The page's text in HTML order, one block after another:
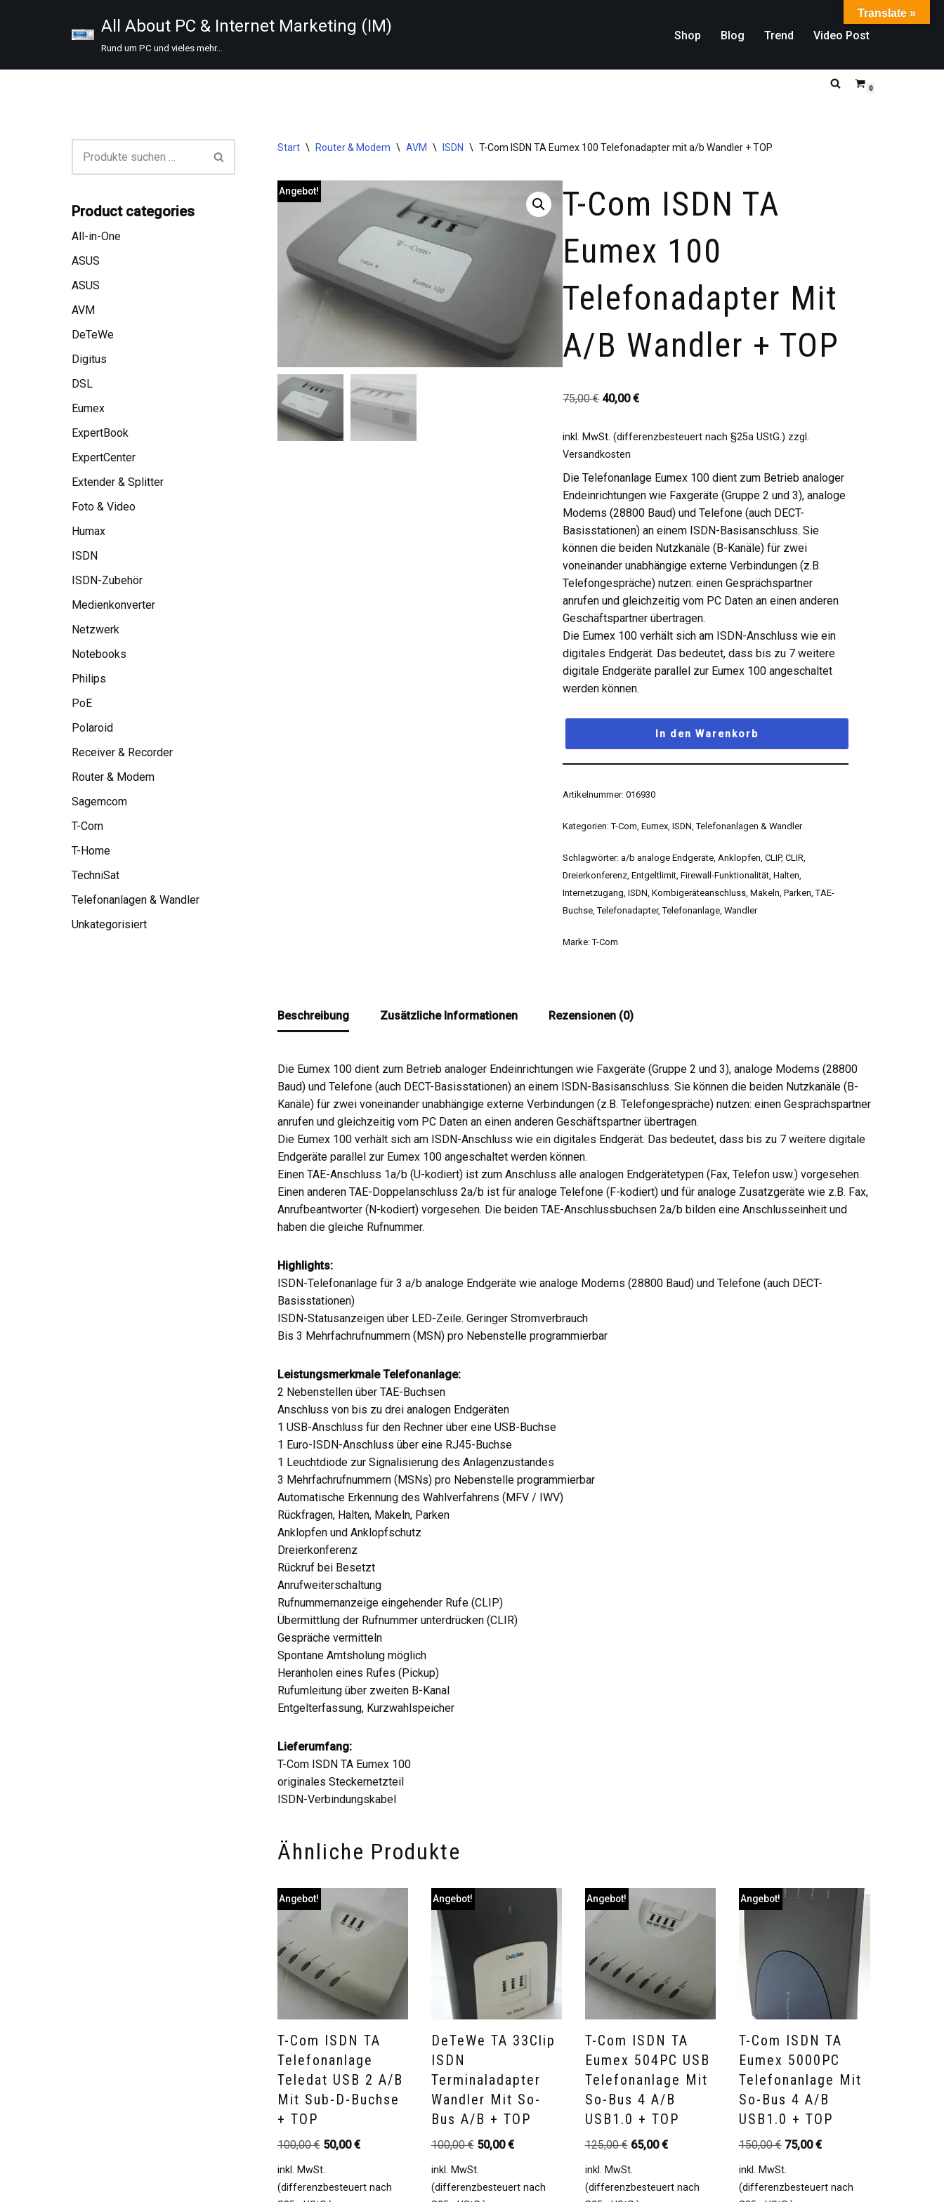
springen
All About PC & Internet Marketing (IM)
Rund um PC und vieles mehr...
Shop Blog Trend Video Post
0
Product categories
All-in-One
ASUS
ASUS
AVM
DeTeWe
Digitus
DSL
Eumex
ExpertBook
ExpertCenter
Extender & Splitter
Foto & Video
Humax
ISDN
ISDN-Zubehör
Medienkonverter
Netzwerk
Notebooks
Philips
PoE
Polaroid
Receiver & Recorder
Router & Modem
Sagemcom
T-Com
T-Home
TechniSat
Telefonanlagen & Wandler
Unkategorisiert
Start \ Router & Modem \ AVM \ ISDN \ T-Com ISDN TA Eumex 100 Telefonadapter mit a/b Wandler + TOP
Angebot!
T-Com ISDN TA
Eumex 100
Telefonadapter Mit
A/b Wandler + TOP
75,00€ 40,00€
inkl. MwSt. (differenzbesteuert nach §25a UStG.) zzgl.
Versandkosten
Die Telefonanlage Eumex 100 dient zum Betrieb analoger
Endeinrichtungen wie Faxgeräte (Gruppe 2 und 3), analoge
Modems (28800 Baud) und Telefone (auch DECT-
Basisstationen) an einem ISDN-Basisanschluss. Sie
können die beiden Nutzkanäle (B-Kanäle) für zwei
voneinander unabhängige externe Verbindungen (z.B.
Telefongespräche) nutzen: einen Gesprächspartner
anrufen und gleichzeitig vom PC Daten an einen anderen
Geschäftspartner übertragen.
Die Eumex 100 verhält sich am ISDN-Anschluss wie ein
digitales Endgerät. Das bedeutet, dass bis zu 7 weitere
digitale Endgeräte parallel zur Eumex 100 angeschaltet
werden können.
In den Warenkorb
Artikelnummer:016930
Kategorien:T-Com,Eumex,ISDN,Telefonanlagen & Wandler
Schlagwörter:a/b analoge Endgeräte,Anklopfen,CLIP,CLIR,
Dreierkonferenz,Entgeltlimit,Firewall-Funktionalität,Halten,
Internetzugang,ISDN,Kombigeräteanschluss,Makeln,Parken,TAE-
Buchse,Telefonadapter,Telefonanlage,Wandler
Marke:T-Com
Beschreibung Zusätzliche Informationen Rezensionen (0)
Die Eumex 100 dient zum Betrieb analoger Endeinrichtungen wie Faxgeräte (Gruppe 2 und 3), analoge Modems (28800
Baud) und Telefone (auch DECT-Basisstationen) an einem ISDN-Basisanschluss. Sie können die beiden Nutzkanäle (B-
Kanäle) für zwei voneinander unabhängige externe Verbindungen (z.B. Telefongespräche) nutzen: einen Gesprächspartner
anrufen und gleichzeitig vom PC Daten an einen anderen Geschäftspartner übertragen.
Die Eumex 100 verhält sich am ISDN-Anschluss wie ein digitales Endgerät. Das bedeutet, dass bis zu 7 weitere digitale
Endgeräte parallel zur Eumex 100 angeschaltet werden können.
Einen TAE-Anschluss 1a/b (U-kodiert) ist zum Anschluss alle analogen Endgerätetypen (Fax, Telefon usw.) vorgesehen.
Einen anderen TAE-Doppelanschluss 2a/b ist für analoge Telefone (F-kodiert) und für analoge Zusatzgeräte wie z.B. Fax,
Anrufbeantworter (N-kodiert) vorgesehen. Die beiden TAE-Anschlussbuchsen 2a/b bilden eine Anschlusseinheit und
haben die gleiche Rufnummer.
Highlights:
ISDN-Telefonanlage für 3 a/b analoge Endgeräte wie analoge Modems (28800 Baud) und Telefone (auch DECT-
Basisstationen)
ISDN-Statusanzeigen über LED-Zeile. Geringer Stromverbrauch
Bis 3 Mehrfachrufnummern (MSN) pro Nebenstelle programmierbar
Leistungsmerkmale Telefonanlage:
2 Nebenstellen über TAE-Buchsen
Anschluss von bis zu drei analogen Endgeräten
1 USB-Anschluss für den Rechner über eine USB-Buchse
1 Euro-ISDN-Anschluss über eine RJ45-Buchse
1 Leuchtdiode zur Signalisierung des Anlagenzustandes
3 Mehrfachrufnummern (MSNs) pro Nebenstelle programmierbar
Automatische Erkennung des Wahlverfahrens (MFV / IWV)
Rückfragen, Halten, Makeln, Parken
Anklopfen und Anklopfschutz
Dreierkonferenz
Rückruf bei Besetzt
Anrufweiterschaltung
Rufnummernanzeige eingehender Rufe (CLIP)
Übermittlung der Rufnummer unterdrücken (CLIR)
Gespräche vermitteln
Spontane Amtsholung möglich
Heranholen eines Rufes (Pickup)
Rufumleitung über zweiten B-Kanal
Entgelterfassung, Kurzwahlspeicher
Lieferumfang:
T-Com ISDN TA Eumex 100
originales Steckernetzteil
ISDN-Verbindungskabel
Ähnliche Produkte
Angebot!
T-Com ISDN TA
Telefonanlage
Teledat USB 2 A/b
Mit Sub-D-Buchse
+ TOP
100,00€ 50,00€
inkl. MwSt.
(differenzbesteuert nach
Angebot!
DeTeWe TA 33Clip
ISDN
Terminaladapter
Wandler Mit So-
Bus A/b + TOP
100,00€ 50,00€
inkl. MwSt.
(differenzbesteuert nach
Angebot!
T-Com ISDN TA
Eumex 504PC USB
Telefonanlage Mit
So-Bus 4 A/b
USB1.0 + TOP
125,00€ 65,00€
inkl. MwSt.
(differenzbesteuert nach
Angebot!
T-Com ISDN TA
Eumex 5000PC
Telefonanlage Mit
So-Bus 4 A/b
USB1.0 + TOP
150,00€ 75,00€
inkl. MwSt.
(differenzbesteuert nach
Translate »